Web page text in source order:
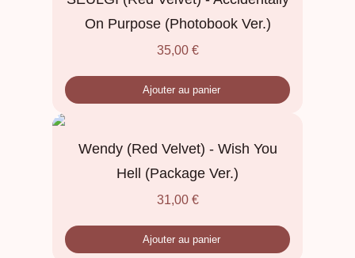
On Purpose (Photobook Ver.)
35,00 €
Ajouter au panier
Wendy (Red Velvet) - Wish You
Hell (Package Ver.)
31,00 €
Ajouter au panier